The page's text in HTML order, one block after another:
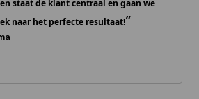
staat de klant centraal en gaan we
naar het perfecte resultaat!